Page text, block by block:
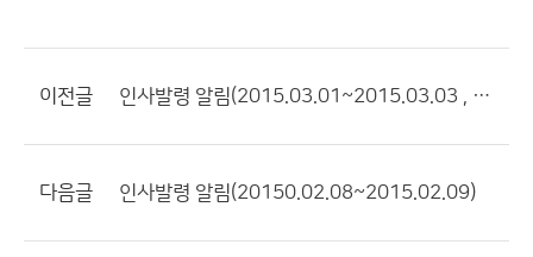
이전글 인사발령 알림(2015.03.01~2015.03.03 , 2015.03.09)
다음글 인사발령 알림(20150.02.08~2015.02.09)